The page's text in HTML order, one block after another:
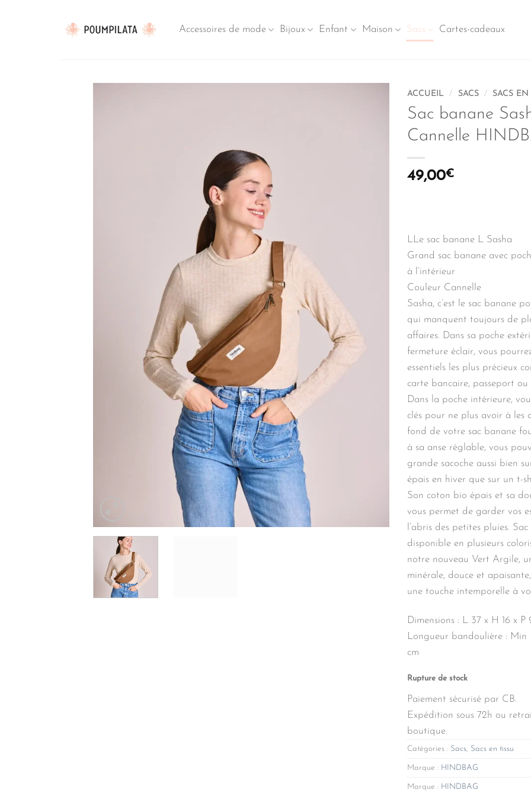
contenu
Accessoires de mode Bijoux Enfant Maison Sacs Cartes-cadeaux
ACCUEIL / SACS / SACS EN
Sac banane
Cannelle
49,00€
LLe sac banane L Sasha
Grand sac banane avec
à l’intérieur
Couleur Cannelle
Sasha, c’est le sac banane
qui manquent toujours de
affaires. Dans sa poche
fermeture éclair, vous
essentiels les plus précieux
carte bancaire, passeport ou
Dans la poche intérieure,
clés pour ne plus avoir à les
fond de votre sac banane
à sa anse réglable, vous
grande sacoche aussi bien
épais en hiver que sur un t-
Son coton bio épais et sa
vous permet de garder vos
l’abris des petites pluies.
disponible en plusieurs
notre nouveau Vert Argile,
minérale, douce et
une touche intemporelle à
Dimensions : L 37 x H 16 x P
Longueur bandoulière : Min
cm
Rupture de stock
Paiement sécurisé par CB.
Expédition sous 72h ou
boutique.
Catégories : Sacs, Sacs en tissu
Marque : HINDBAG
Marque : HINDBAG